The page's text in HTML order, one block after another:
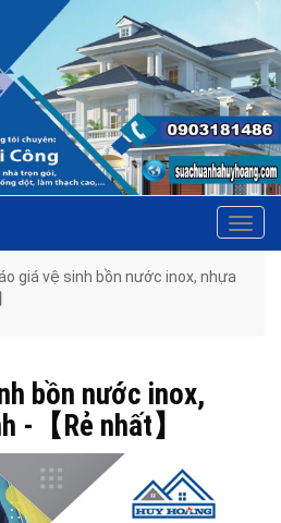
giá vệ sinh bồn nước inox, nhựa
bồn nước inox,
-【Rẻ nhất】